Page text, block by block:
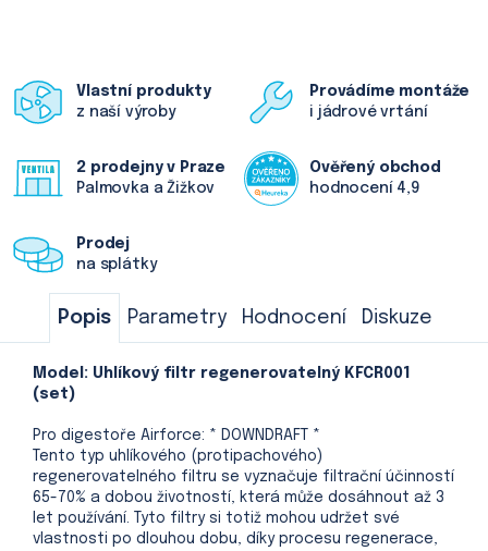
Vlastní produkty
z naší výroby
Provádíme montáže
i jádrové vrtání
2 prodejny v Praze
Palmovka a Žižkov
Ověřený obchod
hodnocení 4,9
Prodej
na splátky
Popis Parametry Hodnocení Diskuze
Model: Uhlíkový filtr regenerovatelný KFCR001
(set)
Pro digestoře Airforce: * DOWNDRAFT *
Tento typ uhlíkového (protipachového)
regenerovatelného filtru se vyznačuje filtrační účinností
65-70% a dobou životností, která může dosáhnout až 3
let používání. Tyto filtry si totiž mohou udržet své
vlastnosti po dlouhou dobu, díky procesu regenerace,